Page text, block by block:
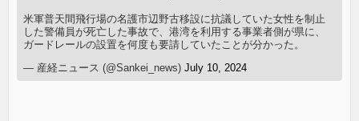
米軍普天間飛行場の名護市辺野古移設に抗議していた女性を制止
した警備員が死亡した事故で、港湾を利用する事業者側が県に、
ガードレールの設置を何度も要請していたことが分かった。
— 産経ニュース (@Sankei_news)July 10, 2024